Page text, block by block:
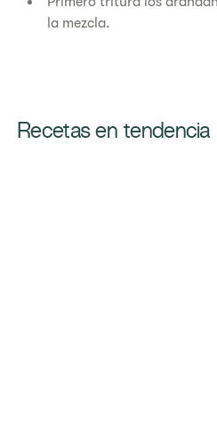
la mezcla.
Recetas en tendencia